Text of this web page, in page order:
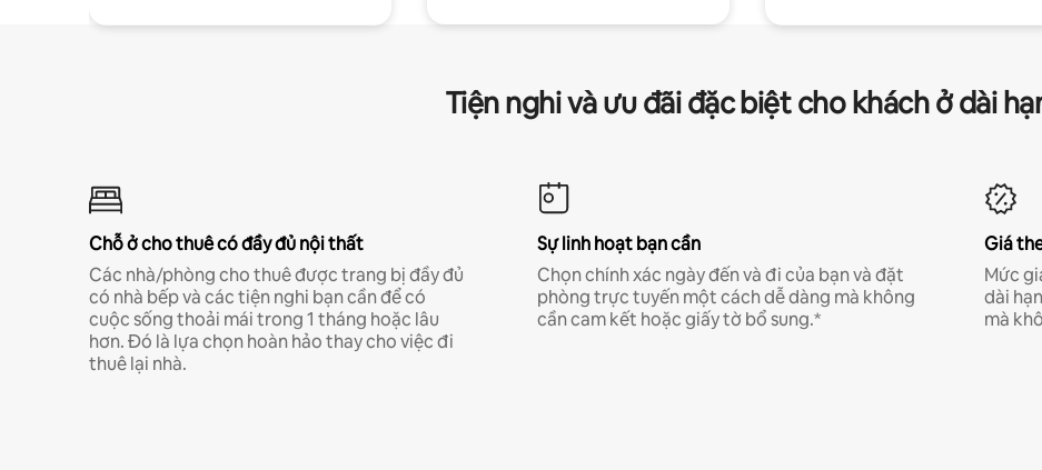
Tiện nghi và ưu đãi đặc biệt cho khách ở dài
Chỗ ở cho thuê có đầy đủ nội thất
Các nhà/phòng cho thuê được trang bị đầy đủ
có nhà bếp và các tiện nghi bạn cần để có
cuộc sống thoải mái trong 1 tháng hoặc lâu
hơn. Đó là lựa chọn hoàn hảo thay cho việc đi
thuê lại nhà.
Sự linh hoạt bạn cần
Chọn chính xác ngày đến và đi của bạn và đặt
phòng trực tuyến một cách dễ dàng mà không
cần cam kết hoặc giấy tờ bổ sung.*
Giá
Mức
dài
mà